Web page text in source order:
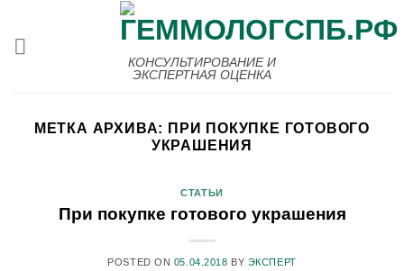
content
КОНСУЛЬТИРОВАНИЕ И
ЭКСПЕРТНАЯ ОЦЕНКА
МЕТКА АРХИВА: ПРИ ПОКУПКЕ ГОТОВОГО
УКРАШЕНИЯ
СТАТЬИ
При покупке готового украшения
POSTED ON 05.04.2018 BY ЭКСПЕРТ